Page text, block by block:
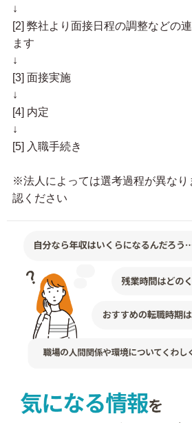
↓
[2] 弊社より面接日程の調整などの
ます
↓
[3] 面接実施
↓
[4] 内定
↓
[5] 入職手続き
※法人によっては選考過程が異なり
認ください